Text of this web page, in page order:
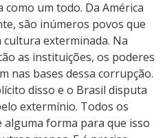
como um todo. Da América
são inúmeros povos que
exterminada. Na
as instituições, os poderes
nas bases dessa corrupção.
disso e o Brasil disputa
extermínio. Todos os
forma para que isso